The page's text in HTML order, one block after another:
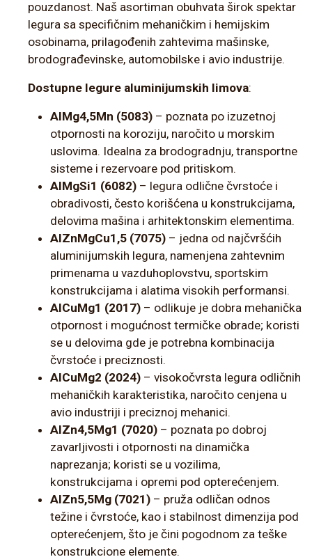
pouzdanost. Naš asortiman obuhvata širok spektar
legura sa specifičnim mehaničkim i hemijskim
osobinama, prilagođenih zahtevima mašinske,
brodograđevinske, automobilske i avio industrije.
Dostupne legure aluminijumskih limova:
AlMg4,5Mn (5083) – poznata po izuzetnoj
otpornosti na koroziju, naročito u morskim
uslovima. Idealna za brodogradnju, transportne
sisteme i rezervoare pod pritiskom.
AlMgSi1 (6082) – legura odlične čvrstoće i
obradivosti, često korišćena u konstrukcijama,
delovima mašina i arhitektonskim elementima.
AlZnMgCu1,5 (7075) – jedna od najčvršćih
aluminijumskih legura, namenjena zahtevnim
primenama u vazduhoplovstvu, sportskim
konstrukcijama i alatima visokih performansi.
AlCuMg1 (2017) – odlikuje je dobra mehanička
otpornost i mogućnost termičke obrade; koristi
se u delovima gde je potrebna kombinacija
čvrstoće i preciznosti.
AlCuMg2 (2024) – visokočvrsta legura odličnih
mehaničkih karakteristika, naročito cenjena u
avio industriji i preciznoj mehanici.
AlZn4,5Mg1 (7020) – poznata po dobroj
zavarljivosti i otpornosti na dinamička
naprezanja; koristi se u vozilima,
konstrukcijama i opremi pod opterećenjem.
AlZn5,5Mg (7021) – pruža odličan odnos
težine i čvrstoće, kao i stabilnost dimenzija pod
opterećenjem, što je čini pogodnom za teške
konstrukcione elemente.